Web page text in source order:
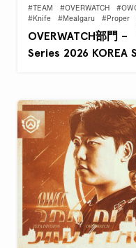
#TEAM #OVERWATCH
#Knife
#Mealgaru #Proper
OVERWATCH部門
Series 2026 KOREA